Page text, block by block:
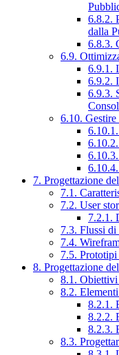
6.8.2.
dalla
6.8.3.
6.9.
6.9.1.
6.9.2.
6.9.3.
6.10.
7. Progettazione
7.1.
7.2. User
7.2.1.
7.3. Flussi di
7.4.
7.5.
8. Progettazione
8.1. Obiettivi
8.2.
8.2.1.
8.2.2.
8.2.3.
8.3.